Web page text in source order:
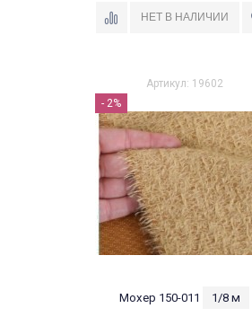
Артикул: 19602
- 2%
Мохер 150-011 1/8 м